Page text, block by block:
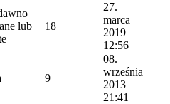
lub
18
27.
marca
2019
12:56
9
08.
września
2013
21:41